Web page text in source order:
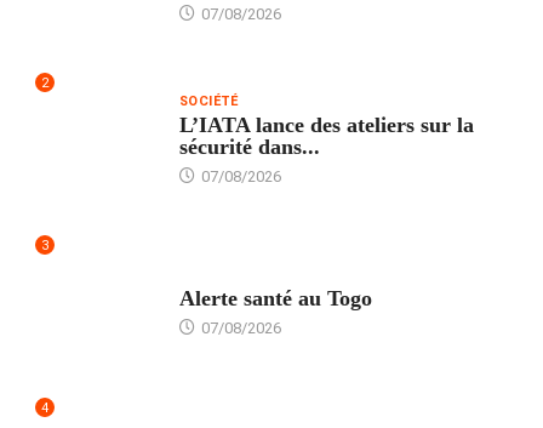
07/08/2026
2
SOCIÉTÉ
L’IATA lance des ateliers sur la
sécurité dans...
07/08/2026
3
Alerte santé au Togo
07/08/2026
4